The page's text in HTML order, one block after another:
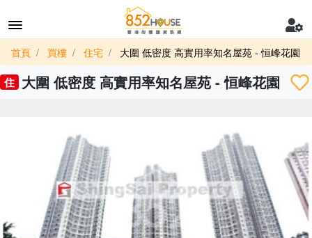
首頁 買樓 住宅 大圍 低密度 高實用率知名屋苑 - 恒峰花園
住 大圍 低密度 高實用率知名屋苑 - 恒峰花園